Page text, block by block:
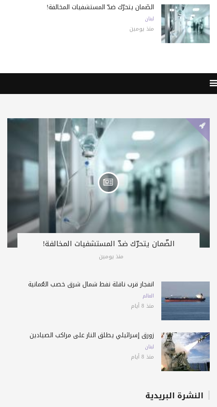
الضّمان يتحرّك ضدّ المستشفيات المخالفة!
لبنان
منذ يومين
الضّمان يتحرّك ضدّ المستشفيات المخالفة!
منذ يومين
انفجار قرب ناقلة نفط شمال شرق خصب العُمانية
العالم
منذ 8 أيام
زورق إسرائيلي يطلق النار على مراكب الصيادين
لبنان
منذ 8 أيام
النشرة البريدية